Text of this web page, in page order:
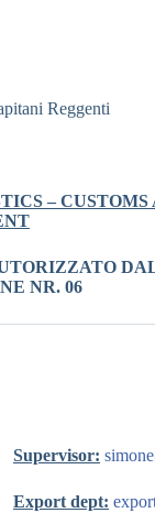
Reggenti
– CUSTOMS
NR. 06
Supervisor:
Export dept: